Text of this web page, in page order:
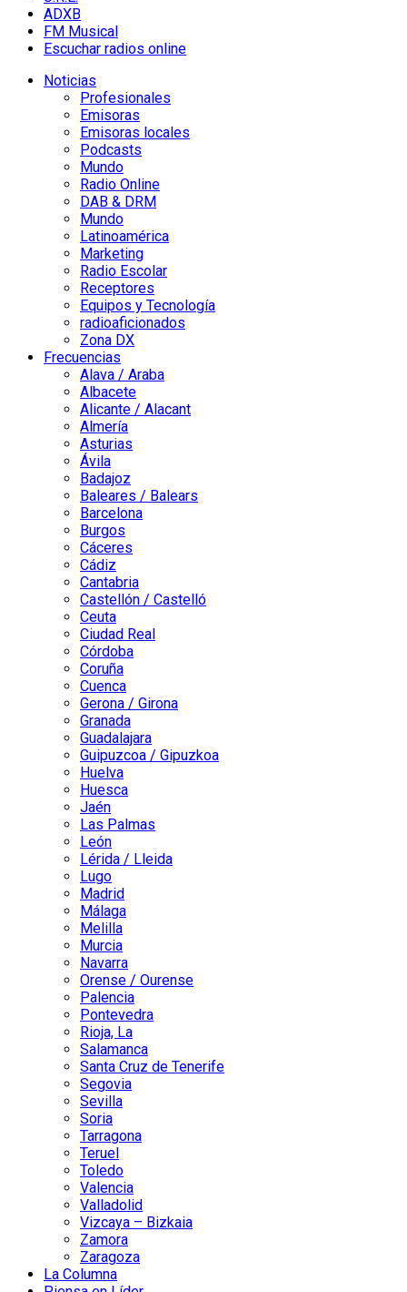
ADXB
FM Musical
Escuchar radios online
Noticias
Profesionales
Emisoras
Emisoras locales
Podcasts
Mundo
Radio Online
DAB & DRM
Mundo
Latinoamérica
Marketing
Radio Escolar
Receptores
Equipos y Tecnología
radioaficionados
Zona DX
Frecuencias
Alava / Araba
Albacete
Alicante / Alacant
Almería
Asturias
Ávila
Badajoz
Baleares / Balears
Barcelona
Burgos
Cáceres
Cádiz
Cantabria
Castellón / Castelló
Ceuta
Ciudad Real
Córdoba
Coruña
Cuenca
Gerona / Girona
Granada
Guadalajara
Guipuzcoa / Gipuzkoa
Huelva
Huesca
Jaén
Las Palmas
León
Lérida / Lleida
Lugo
Madrid
Málaga
Melilla
Murcia
Navarra
Orense / Ourense
Palencia
Pontevedra
Rioja, La
Salamanca
Santa Cruz de Tenerife
Segovia
Sevilla
Soria
Tarragona
Teruel
Toledo
Valencia
Valladolid
Vizcaya – Bizkaia
Zamora
Zaragoza
La Columna